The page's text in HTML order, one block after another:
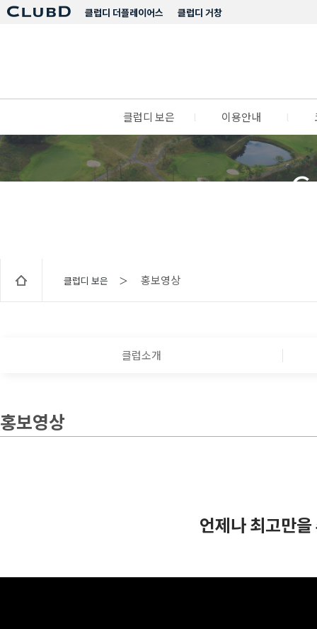
클럽디 거창
클럽디 더플레이어스
클럽디 보은 이용안내
클럽디 보은 ＞ 홍보영상
클럽소개
홍보영상
언제나 최고만